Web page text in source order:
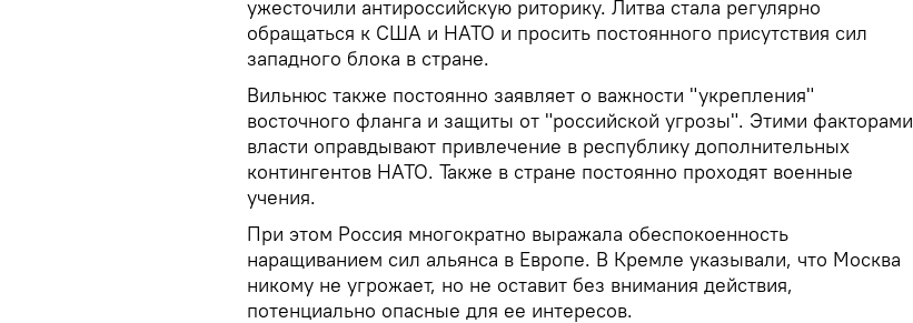
ужесточили антироссийскую риторику. Литва стала регулярно
обращаться к США и НАТО и просить постоянного присутствия сил
западного блока в стране.
Вильнюс также постоянно заявляет о важности "укрепления"
восточного фланга и защиты от "российской угрозы". Этими факторами
власти оправдывают привлечение в республику дополнительных
контингентов НАТО. Также в стране постоянно проходят военные
учения.
При этом Россия многократно выражала обеспокоенность
наращиванием сил альянса в Европе. В Кремле указывали, что Москва
никому не угрожает, но не оставит без внимания действия,
потенциально опасные для ее интересов.